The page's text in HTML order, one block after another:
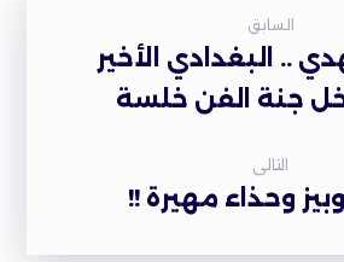
السابق
.. البغدادي الأخير
جنة الفن خلسة
التالى
وحذاء مهيرة !!